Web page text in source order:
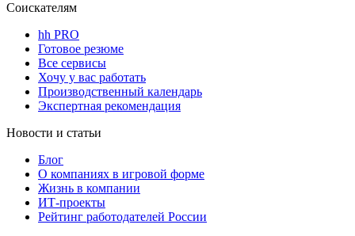
Соискателям
hh PRO
Готовое резюме
Все сервисы
Хочу у вас работать
Производственный календарь
Экспертная рекомендация
Новости и статьи
Блог
О компаниях в игровой форме
Жизнь в компании
ИТ-проекты
Рейтинг работодателей России